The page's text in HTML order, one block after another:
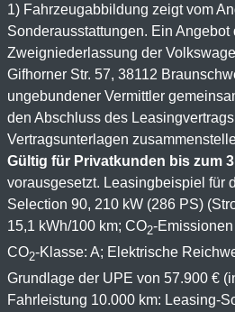
1) Fahrzeugabbildung zeigt vom
Sonderausstattungen. Ein Angebot
Zweigniederlassung der
Gifhorner Str. 57, 38112
ungebundener Vermittler
den Abschluss des
Vertragsunterlagen
Gültig für Privatkunden bis zum
vorausgesetzt. Leasingbeispiel für
Selection 90, 210 kW (286 PS)
15,1 kWh/100 km; CO2-
CO2-Klasse: A; Elektrische
Grundlage der UPE von 57.900 €
Fahrleistung 10.000 km: Leasing-